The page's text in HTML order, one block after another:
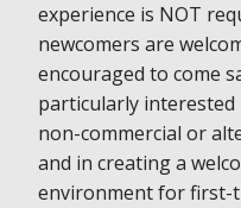
experience is NOT
newcomers are
encouraged to come
particularly interested
non-commercial or
and in creating a
environment for first-